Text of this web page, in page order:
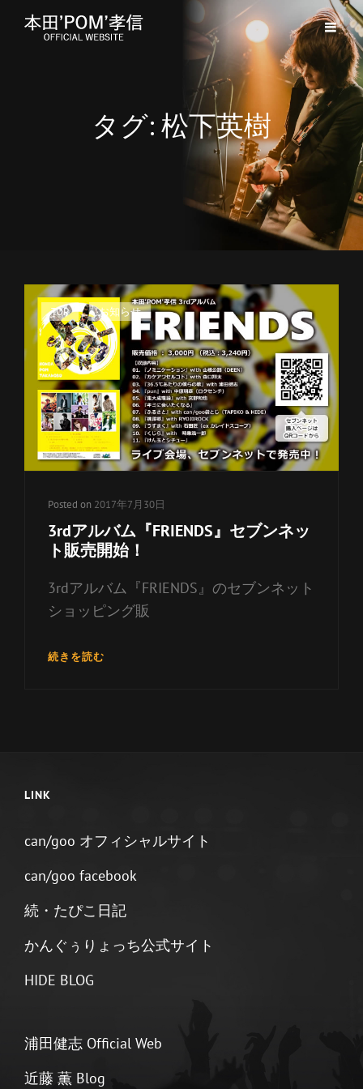
タグ: 松下英樹
カ
テ
リ
ー
リ
ン
ク
TOP 、 お知らせ
Posted on 2017年7月30日
3rdアルバム『FRIENDS』セブンネッ
ト販売開始！
3rdアルバム『FRIENDS』のセブンネット
ショッピング販
続きを読む3RD
ッ
販
開
LINK
can/goo オフィシャルサイト
can/goo facebook
続・たぴこ日記
かんぐぅりょっち公式サイト
HIDE BLOG
浦田健志 Official Web
近藤 薫 Blog